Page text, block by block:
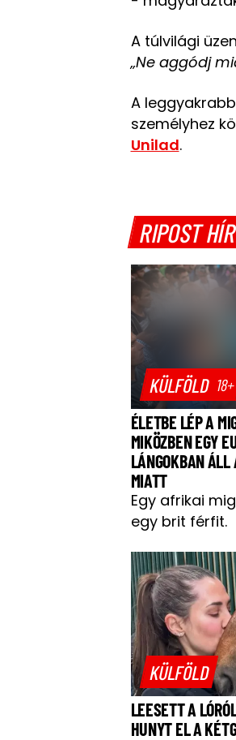
A túlvilági
„Ne aggódj
A
személyhez
Unilad.
RIPOST
KÜLFÖLD
ÉLETBE LÉP A
MIKÖZBEN EGY
LÁNGOKBAN ÁLL
MIATT
Egy afrikai
egy brit férfit.
KÜLFÖLD
LEESETT A
HUNYT EL A